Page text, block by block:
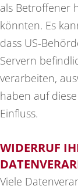
als Betroffener
könnten. Es
dass US-
Servern
verarbeiten,
haben auf
Einfluss.
WIDERRUF
Viele